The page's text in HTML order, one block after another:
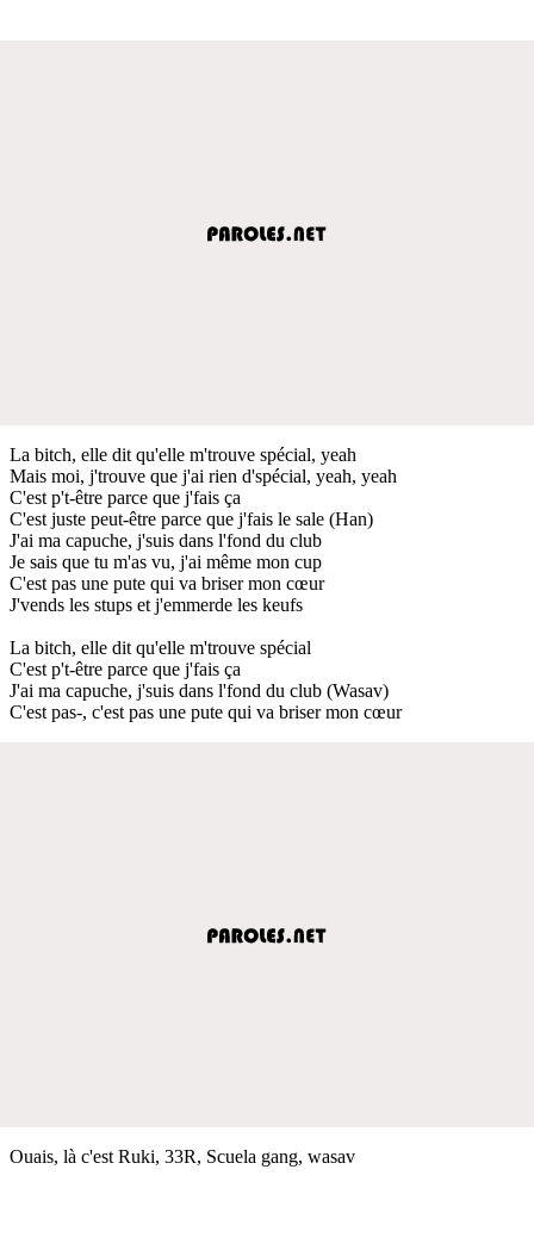
La bitch, elle dit qu'elle m'trouve spécial, yeah
Mais moi, j'trouve que j'ai rien d'spécial, yeah, yeah
C'est p't-être parce que j'fais ça
C'est juste peut-être parce que j'fais le sale (Han)
J'ai ma capuche, j'suis dans l'fond du club
Je sais que tu m'as vu, j'ai même mon cup
C'est pas une pute qui va briser mon cœur
J'vends les stups et j'emmerde les keufs
La bitch, elle dit qu'elle m'trouve spécial
C'est p't-être parce que j'fais ça
J'ai ma capuche, j'suis dans l'fond du club (Wasav)
C'est pas-, c'est pas une pute qui va briser mon cœur
Ouais, là c'est Ruki, 33R, Scuela gang, wasav